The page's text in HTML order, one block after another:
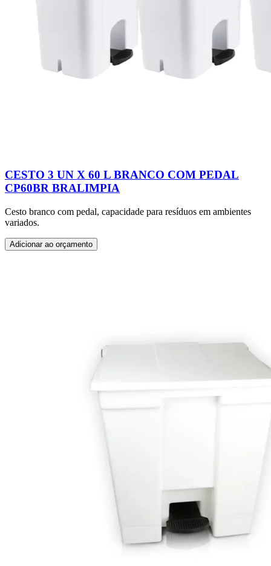
CESTO 3 UN X 60 L BRANCO COM PEDAL
CP60BR BRALIMPIA
Cesto branco com pedal, capacidade para resíduos em ambientes
variados.
Adicionar ao orçamento